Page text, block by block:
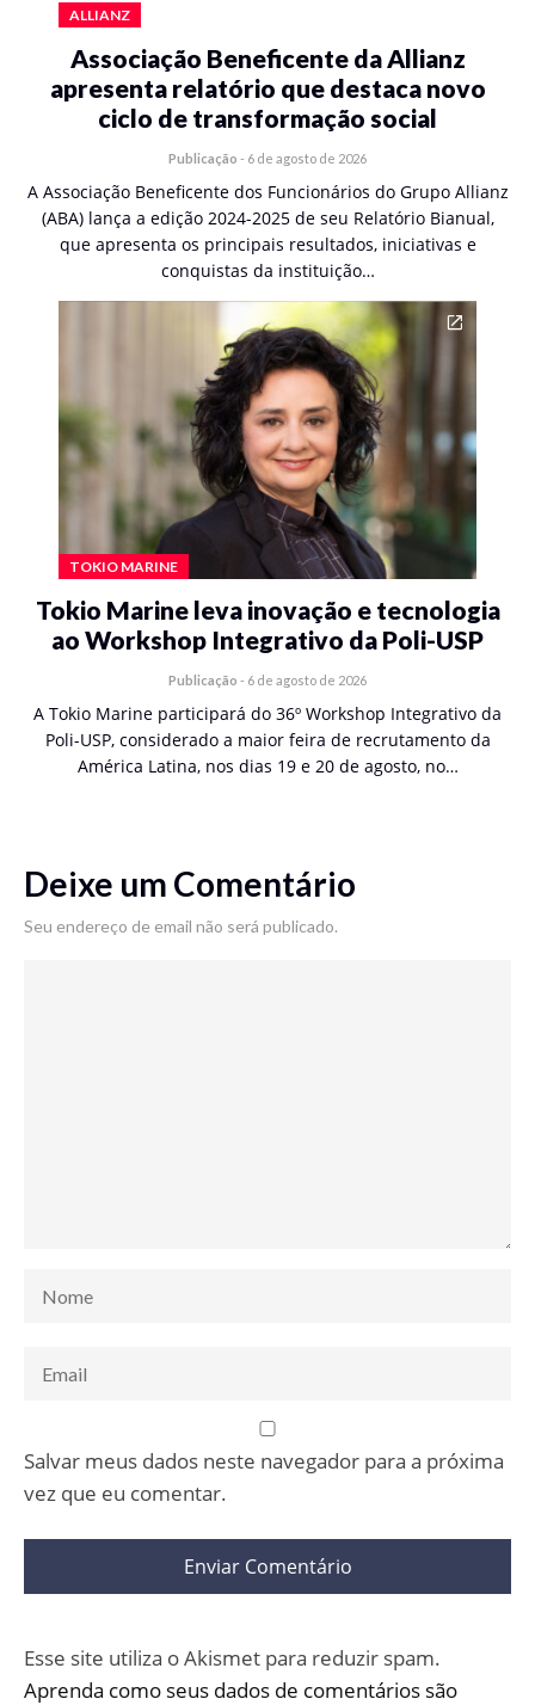
ALLIANZ
Associação Beneficente da Allianz
apresenta relatório que destaca novo
ciclo de transformação social
Publicação - 6 de agosto de 2026
A Associação Beneficente dos Funcionários do Grupo Allianz
(ABA) lança a edição 2024-2025 de seu Relatório Bianual,
que apresenta os principais resultados, iniciativas e
conquistas da instituição…
TOKIO MARINE
Tokio Marine leva inovação e tecnologia
ao Workshop Integrativo da Poli-USP
Publicação - 6 de agosto de 2026
A Tokio Marine participará do 36º Workshop Integrativo da
Poli-USP, considerado a maior feira de recrutamento da
América Latina, nos dias 19 e 20 de agosto, no…
Deixe um Comentário
Seu endereço de email não será publicado.
Salvar meus dados neste navegador para a próxima
vez que eu comentar.
Esse site utiliza o Akismet para reduzir spam.
Aprenda como seus dados de comentários são